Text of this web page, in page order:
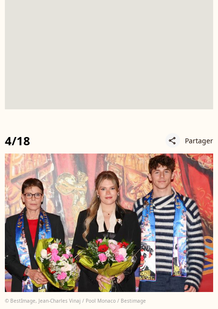
4/18 share Partager
© BestImage, Jean-Charles Vinaj / Pool Monaco / Bestimage